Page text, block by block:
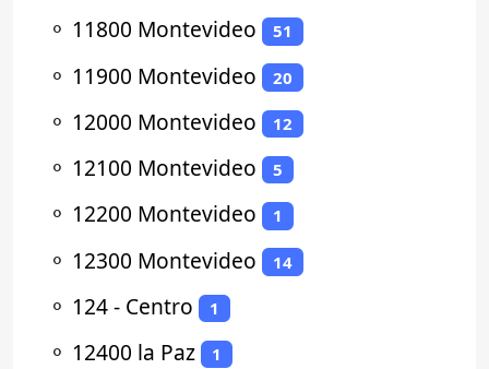
⚬ 11800 Montevideo 51
⚬ 11900 Montevideo 20
⚬ 12000 Montevideo 12
⚬ 12100 Montevideo 5
⚬ 12200 Montevideo 1
⚬ 12300 Montevideo 14
⚬ 124 - Centro 1
⚬ 12400 la Paz 1